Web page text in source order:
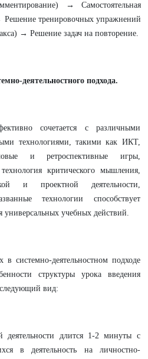
→ Самостоятельная
Решение тренировочных упражнений
→ Решение задач на повторение.
деятельностного подхода.
сочетается с различными
технологиями, такими как ИКТ,
и ретроспективные игры,
критического мышления,
и проектной деятельности,
технологии способствует
учебных действий.
системно-деятельностном подходе
структуры урока введения
следующий вид:
деятельности длится 1-2 минуты с
в деятельность на личностно-